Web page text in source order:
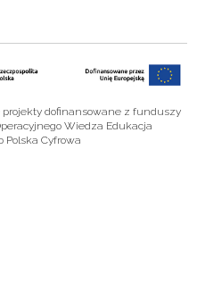
dofinansowane z funduszy
Wiedza Edukacja
Polska Cyfrowa